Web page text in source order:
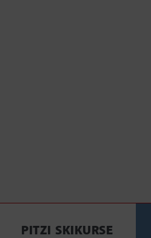
PITZI SKIKURSE